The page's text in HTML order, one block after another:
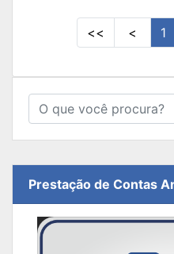
<< < 1
Prestação de Contas